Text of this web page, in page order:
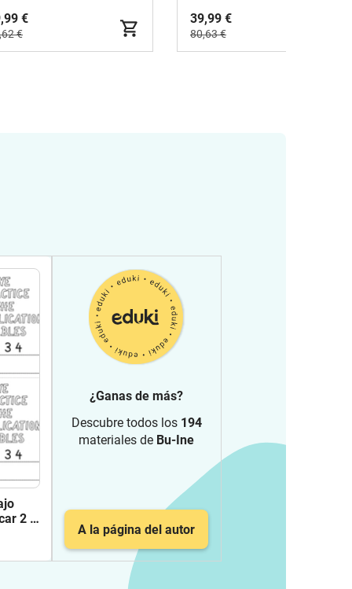
€
€
39,99 €
80,63 €
2 5
¿Ganas de más?
Descubre todos los 194
materiales de Bu-Ine
A la página del autor